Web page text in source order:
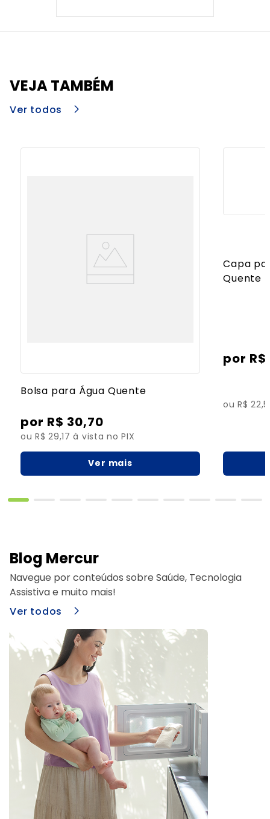
VEJA TAMBÉM
Ver todos
Bolsa para Água Quente
R$ 30,70
ou R$ 29,17 à vista no PIX
Ver mais
Capa
Quente
R$
ou R$
Blog Mercur
Navegue por conteúdos sobre Saúde, Tecnologia
Assistiva e muito mais!
Ver todos